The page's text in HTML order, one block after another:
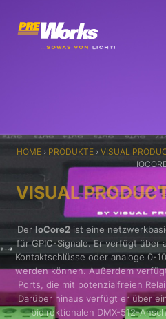
HOME › PRODUKTE › VISUAL
VISUAL
Der IoCore2 ist eine
für GPIO-Signale. Er verfügt über
Kontaktschlüsse oder analoge 0-
werden können. Außerdem
Ports, die mit potenzialfreien
Darüber hinaus verfügt er über
bidirektionalen DMX-512-